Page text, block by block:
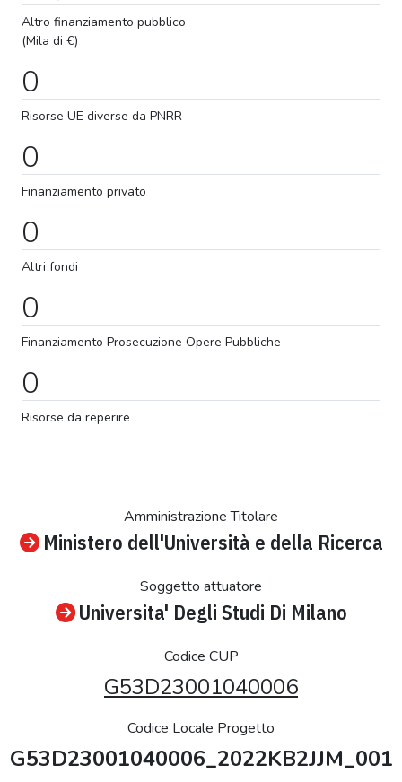
Altro finanziamento pubblico
(Mila di €)
0
Risorse UE diverse da PNRR
0
Finanziamento privato
0
Altri fondi
0
Finanziamento Prosecuzione Opere Pubbliche
0
Risorse da reperire
Amministrazione Titolare
Ministero dell'Università e della Ricerca
Soggetto attuatore
Universita' Degli Studi Di Milano
Codice CUP
G53D23001040006
Codice Locale Progetto
G53D23001040006_2022KB2JJM_001